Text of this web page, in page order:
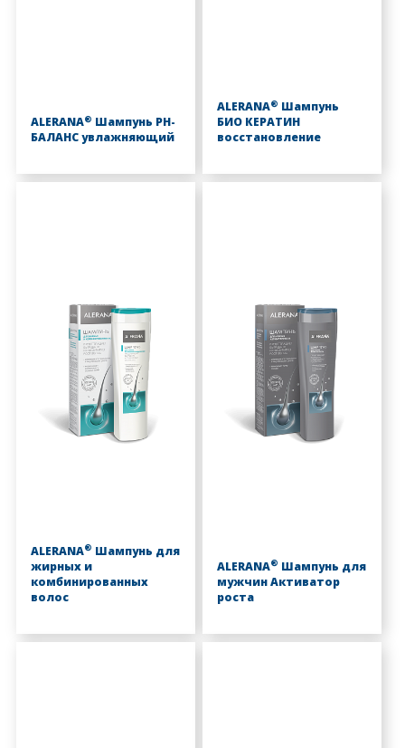
ALERANA® Шампунь PH-
БАЛАНС увлажняющий
ALERANA® Шампунь
БИО КЕРАТИН
восстановление
ALERANA® Шампунь для
жирных и
комбинированных
волос
ALERANA® Шампунь для
мужчин Активатор
роста